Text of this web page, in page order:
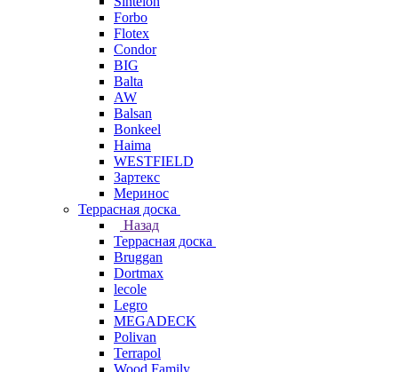
Forbo
Flotex
Condor
BIG
Balta
AW
Balsan
Bonkeel
Haima
WESTFIELD
Зартекс
Меринос
Террасная доска
Назад
Террасная доска
Bruggan
Dortmax
lecole
Legro
MEGADECK
Polivan
Terrapol
Wood Family